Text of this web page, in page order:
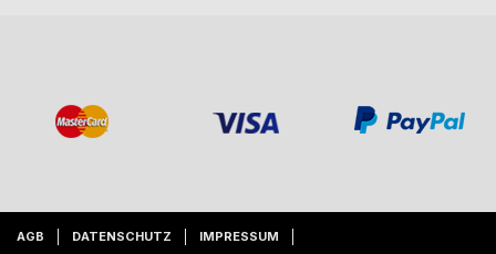
AGB DATENSCHUTZ IMPRESSUM